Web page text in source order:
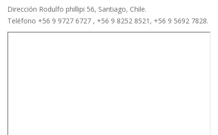
Dirección Rodulfo phillipi 56, Santiago, Chile.
Teléfono +56 9 9727 6727 , +56 9 8252 8521, +56 9 5692 7828.